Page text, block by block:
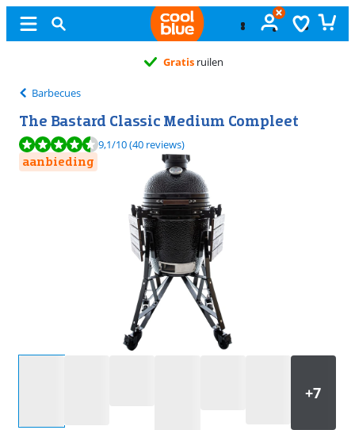
Gratis ruilen
Barbecues
The Bastard Classic Medium Compleet
Beoordeling is 9,1 van de 10, gebaseerd op 40 reviews.
9,1/10(40 reviews)
aanbieding